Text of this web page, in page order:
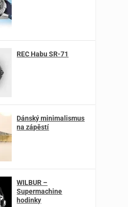
REC Habu SR-71
Dánský minimalismus
na zápěstí
WILBUR –
Supermachine
hodinky